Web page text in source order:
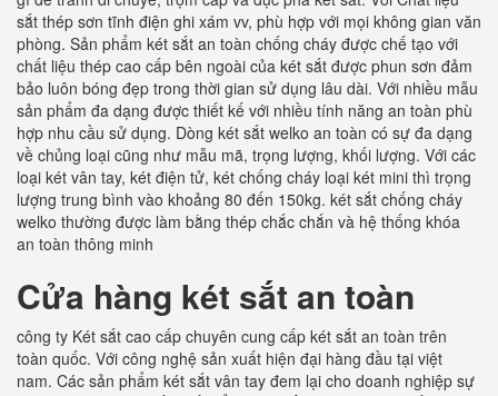
sắt thép sơn tĩnh điện ghi xám vv, phù hợp với mọi không gian văn
phòng. Sản phẩm két sắt an toàn chống cháy được chế tạo với
chất liệu thép cao cấp bên ngoài của két sắt được phun sơn đảm
bảo luôn bóng đẹp trong thời gian sử dụng lâu dài. Với nhiều mẫu
sản phẩm đa dạng được thiết kế với nhiều tính năng an toàn phù
hợp nhu cầu sử dụng. Dòng két sắt welko an toàn có sự đa dạng
về chủng loại cũng như mẫu mã, trọng lượng, khối lượng. Với các
loại két vân tay, két điện tử, két chống cháy loại két mini thì trọng
lượng trung bình vào khoảng 80 đến 150kg. két sắt chống cháy
welko thường được làm bằng thép chắc chắn và hệ thống khóa
an toàn thông minh
Cửa hàng két sắt an toàn
công ty Két sắt cao cấp chuyên cung cấp két sắt an toàn trên
toàn quốc. Với công nghệ sản xuất hiện đại hàng đầu tại việt
nam. Các sản phẩm két sắt vân tay đem lại cho doanh nghiệp sự